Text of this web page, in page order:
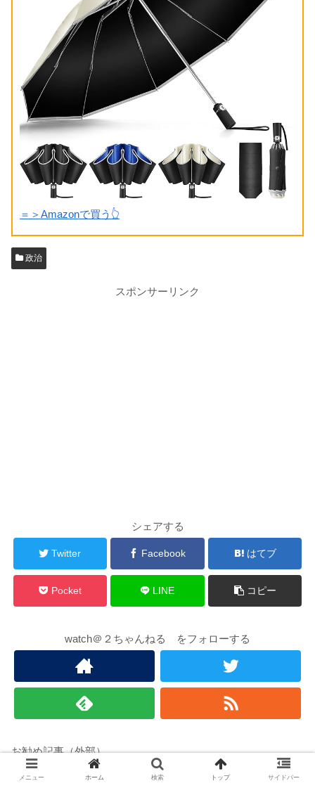
＝＞Amazonで買う👆
政治
スポンサーリンク
シェアする
Twitter Facebook はてブ
Pocket LINE コピー
watch＠２ちゃんねる をフォローする
お勧め記事（外部）
メニュー ホーム 検索 トップ サイドバー